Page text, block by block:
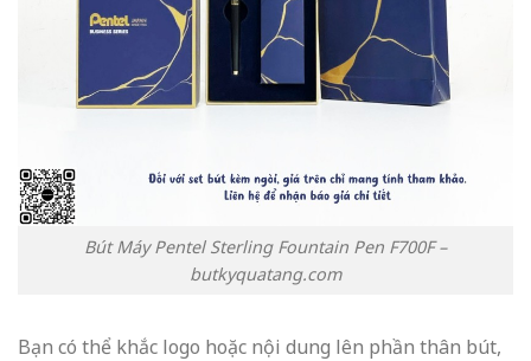
Bút Máy Pentel Sterling Fountain Pen F700F –
butkyquatang.com
Bạn có thể khắc logo hoặc nội dung lên phần thân bút,